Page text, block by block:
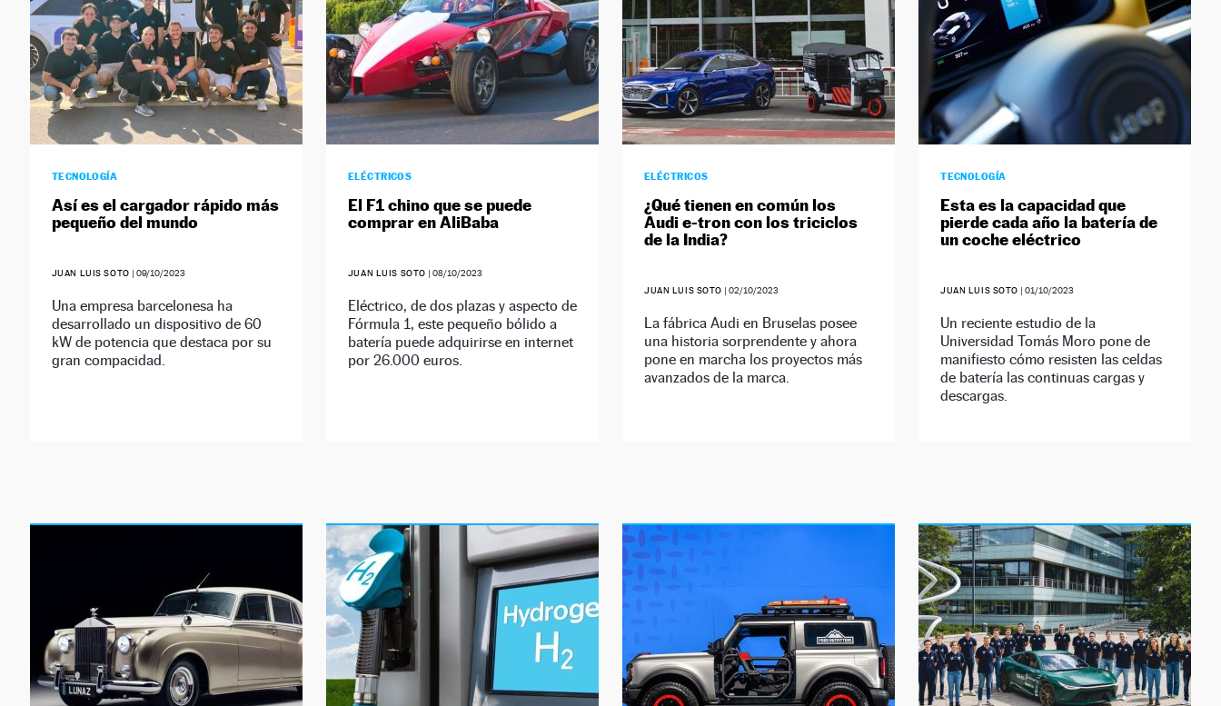
TECNOLOGÍA
Así es el cargador rápido más
pequeño del mundo
JUAN LUIS SOTO | 09/10/2023
Una empresa barcelonesa ha
desarrollado un dispositivo de 60
kW de potencia que destaca por su
gran compacidad.
ELÉCTRICOS
El F1 chino que se puede
comprar en AliBaba
JUAN LUIS SOTO | 08/10/2023
Eléctrico, de dos plazas y aspecto de
Fórmula 1, este pequeño bólido a
batería puede adquirirse en internet
por 26.000 euros.
ELÉCTRICOS
¿Qué tienen en común los
Audi e-tron con los triciclos
de la India?
JUAN LUIS SOTO | 02/10/2023
La fábrica Audi en Bruselas posee
una historia sorprendente y ahora
pone en marcha los proyectos más
avanzados de la marca.
TECNOLOGÍA
Esta es la capacidad que
pierde cada año la batería de
un coche eléctrico
JUAN LUIS SOTO |01/10/2023
Un reciente estudio de la
Universidad Tomás Moro pone de
manifiesto cómo resisten las celdas
de batería las continuas cargas y
descargas.